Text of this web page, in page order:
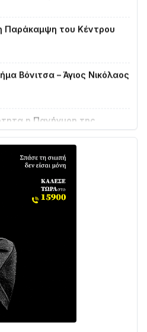
στο Γολέμι
στο Δήμο Αγρινίου
που κυκλοφορεί
εκχώρηση των νερών
που κυκλοφορεί
| Ερατεινή Δωρίδας: